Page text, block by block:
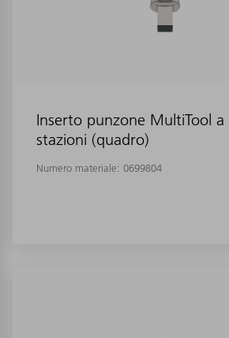
Inserto punzone MultiTool a
stazioni (quadro)
Numero materiale: 0699804